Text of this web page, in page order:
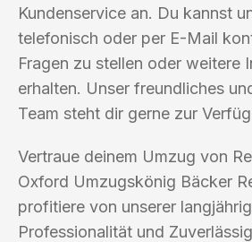
Kundenservice an. Du kannst
telefonisch oder per E-Mail
Fragen zu stellen oder weitere
erhalten. Unser freundliches
Team steht dir gerne zur
Vertraue deinem Umzug von
Oxford Umzugskönig Bäcker
profitiere von unserer
Professionalität und